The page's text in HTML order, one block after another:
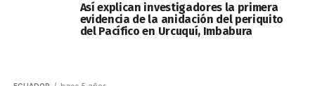
Así explican investigadores la primera
evidencia de la anidación del periquito
del Pacífico en Urcuquí, Imbabura